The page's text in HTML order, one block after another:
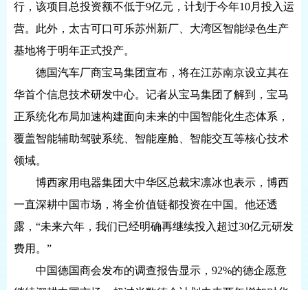
行，该项目总投资额不低于9亿元，计划于今年10月投入运
营。此外，太古可口可乐苏州新厂、大湾区智能绿色生产
基地将于明年正式投产。
德国汽车厂商宝马集团宣布，将在江苏南京设立其在
华首个信息技术研发中心。记者从宝马集团了解到，宝马
正系统化布局加速构建面向未来的中国智能化生态体系，
覆盖智能辅助驾驶系统、智能座舱、智能交互等核心技术
领域。
博西家用电器集团大中华区总裁宋凛冰也表示，博西
一直深耕中国市场，将全价值链都投资在中国。他还透
露，“未来六年，我们已经明确再继续投入超过30亿元研发
费用。”
中国德国商会发布的调查报告显示，92%的德企愿意